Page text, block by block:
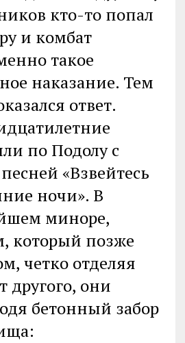
кто-то попал
и комбат
такое
наказание. Тем
ответ.
по Подолу с
«Взвейтесь
ночи». В
миноре,
который позже
четко отделяя
другого, они
бетонный забор